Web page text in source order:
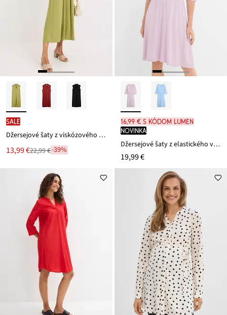
SALE
Džersejové šaty z viskózového mixu s vypchávkami na pleciach
Nová
cena
je
13,99 €
Zľava 22,99 €-39%
16,99 € s kódom LUMEN
novinka
Džersejové šaty z elastického viskózového mixu
19,99 €